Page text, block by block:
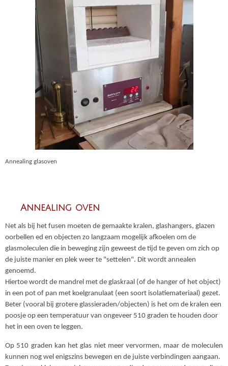
Annealing glasoven
Annealing oven
Net als bij het fusen moeten de gemaakte kralen, glashangers, glazen
oorbellen ed en objecten zo langzaam mogelijk afkoelen om de
glasmoleculen die in beweging zijn geweest de tijd te geven om zich op
de juiste manier en plek weer te "settelen". Dit wordt annealen
genoemd.
Hiertoe wordt de mandrel met de glaskraal (of de hanger of het object)
in een pot of pan met koelgranulaat (een soort isolatiemateriaal) gezet.
Beter (vooral bij grotere glassieraden/objecten) is het om de kralen een
poosje op een temperatuur van ongeveer 510 graden te houden door
het in een oven te leggen.
Op 510 graden kan het glas niet meer vervormen, maar de moleculen
kunnen nog wel enigszins bewegen en de juiste verbindingen aangaan.